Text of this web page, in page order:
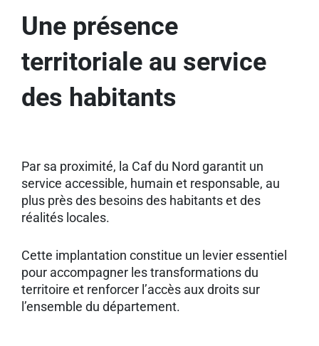
Une présence
territoriale au service
des habitants
Par sa proximité, la Caf du Nord garantit un
service accessible, humain et responsable, au
plus près des besoins des habitants et des
réalités locales.
Cette implantation constitue un levier essentiel
pour accompagner les transformations du
territoire et renforcer l’accès aux droits sur
l’ensemble du département.